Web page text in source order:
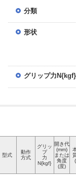
分類
形状
グリップ力N{kgf}
型式
動作
方式
グリッ
プ
力
N{kgf}
開き代
(mm)
または
角度
(度)